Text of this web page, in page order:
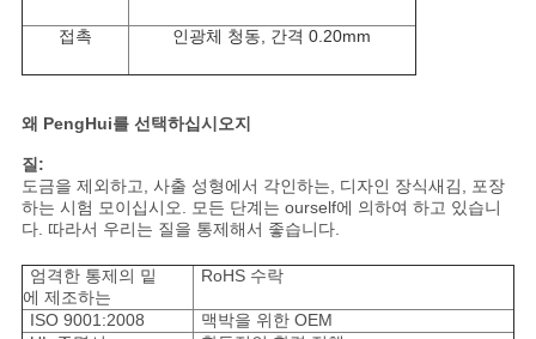
접촉 인광체 청동, 간격 0.20mm
왜 PengHui를 선택하십시오지
질:
도금을 제외하고, 사출 성형에서 각인하는, 디자인 장식새김, 포장
하는 시험 모이십시오. 모든 단계는 ourself에 의하여 하고 있습니
다. 따라서 우리는 질을 통제해서 좋습니다.
엄격한 통제의 밑
에 제조하는
RoHS 수락
ISO 9001:2008
맥박을 위한 OEM